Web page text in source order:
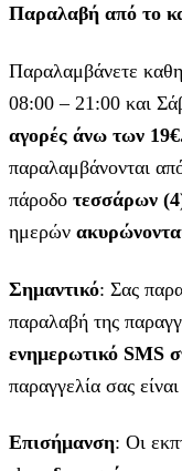
Παραλαβή από το
Παραλαμβάνετε
08:00 – 21:00 και
αγορές άνω των
παραλαμβάνονται
πάροδο τεσσάρων
ημερών
Σημαντικό: Σας
παραλαβή της
ενημερωτικό SMS
παραγγελία σας
Επισήμανση: Οι